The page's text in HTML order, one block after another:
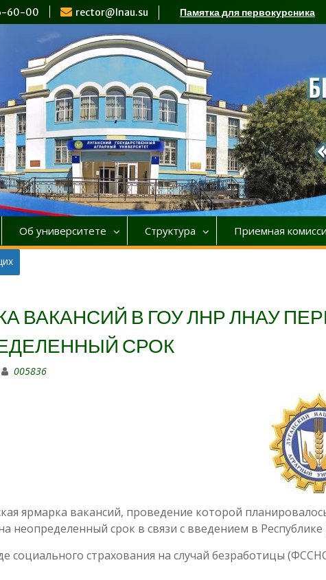
60-00 rector@lnau.su Памятка для первокурсника
Об университете Структура Приемная
ВАКАНСИЙ В ГОУ ЛНР ЛНАУ
СРОК
005836
ярмарка вакансий, проведение которой
неопределенный срок в связи с введением в
социального страхования на случай безработицы